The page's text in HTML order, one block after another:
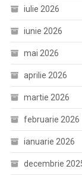
iulie 2026
iunie 2026
mai 2026
aprilie 2026
martie 2026
februarie 2026
ianuarie 2026
decembrie